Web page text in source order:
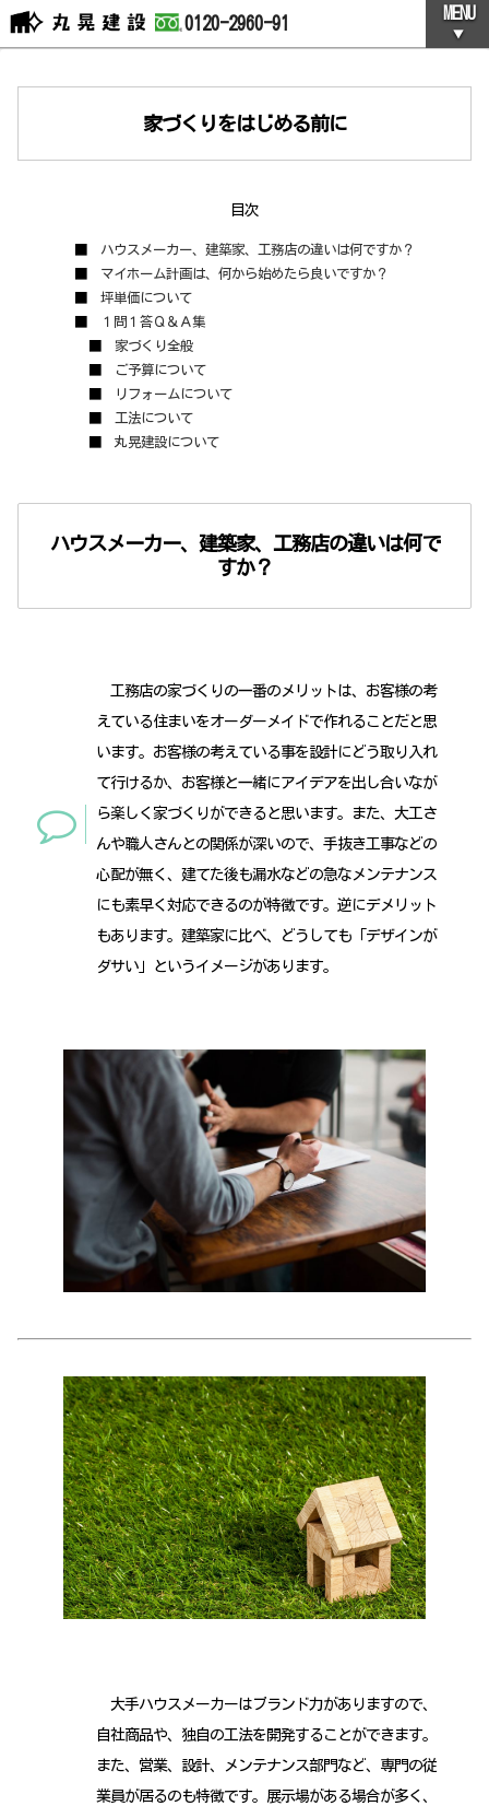
MENU
家づくりをはじめる前に
目次
ハウスメーカー、建築家、工務店の違いは何ですか？
マイホーム計画は、何から始めたら良いですか？
坪単価について
１問１答Ｑ＆Ａ集
家づくり全般
ご予算について
リフォームについて
工法について
丸晃建設について
ハウスメーカー、建築家、工務店の違いは何で
すか？
工務店の家づくりの一番のメリットは、お客様の考
えている住まいをオーダーメイドで作れることだと思
います。お客様の考えている事を設計にどう取り入れ
て行けるか、お客様と一緒にアイデアを出し合いなが
ら楽しく家づくりができると思います。また、大工さ
んや職人さんとの関係が深いので、手抜き工事などの
心配が無く、建てた後も漏水などの急なメンテナンス
にも素早く対応できるのが特徴です。逆にデメリット
もあります。建築家に比べ、どうしても「デザインが
ダサい」というイメージがあります。
大手ハウスメーカーはブランド力がありますので、
自社商品や、独自の工法を開発することができます。
また、営業、設計、メンテナンス部門など、専門の従
業員が居るのも特徴です。展示場がある場合が多く、